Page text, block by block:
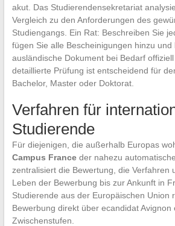
akut. Das Studierendensekretariat
Vergleich zu den Anforderungen des
Studiengangs. Ein Rat: Beschreiben Sie
fügen Sie alle Bescheinigungen hinzu und
ausländische Dokument bei Bedarf
detaillierte Prüfung ist entscheidend für
Bachelor, Master oder Doktorat.
Verfahren für
Studierende
Für diejenigen, die außerhalb Europas
Campus Franceder nahezu
zentralisiert die Bewertung, die Verfahren
Leben der Bewerbung bis zur Ankunft in
Studierende aus der Europäischen Union
Bewerbung direkt über ecandidat Avignon
Zwischenstufen.